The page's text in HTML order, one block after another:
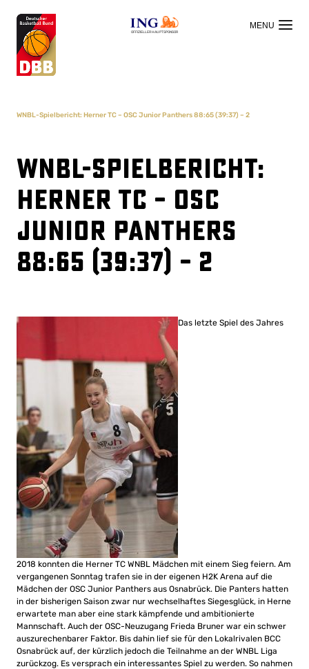
OFFIZIELLER HAUPTSPONSOR
WNBL-Spielbericht: Herner TC – OSC Junior Panthers 88:65 (39:37) – 2
WNBL-Spielbericht:
Herner TC – OSC
Junior Panthers
88:65 (39:37) – 2
Das letzte Spiel des Jahres
2018 konnten die Herner TC WNBL Mädchen mit einem Sieg feiern. Am
vergangenen Sonntag trafen sie in der eigenen H2K Arena auf die
Mädchen der OSC Junior Panthers aus Osnabrück. Die Panters hatten
in der bisherigen Saison zwar nur wechselhaftes Siegesglück, in Herne
erwartete man aber eine stark kämpfende und ambitionierte
Mannschaft. Auch der OSC-Neuzugang Frieda Bruner war ein schwer
auszurechenbarer Faktor. Bis dahin lief sie für den Lokalrivalen BCC
Osnabrück auf, der kürzlich jedoch die Teilnahme an der WNBL Liga
zurückzog. Es versprach ein interessantes Spiel zu werden. So nahmen